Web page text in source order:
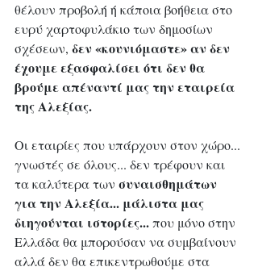
θέλουν προβολή ή κάποια βοήθεια στο
ευρύ χαρτοφυλάκιο των δημοσίων
σχέσεων, δεν «κουνιόμαστε» αν δεν
έχουμε εξασφαλίσει ότι δεν θα
βρούμε απέναντί μας την εταιρεία
της Αλεξίας.
Οι εταιρίες που υπάρχουν στον χώρο...
γνωστές σε όλους... δεν τρέφουν και
τα καλύτερα των συναισθημάτων
για την Αλεξία... μάλιστα μας
διηγούνται ιστορίες... που μόνο στην
Ελλάδα θα μπορούσαν να συμβαίνουν
αλλά δεν θα επικεντρωθούμε στα